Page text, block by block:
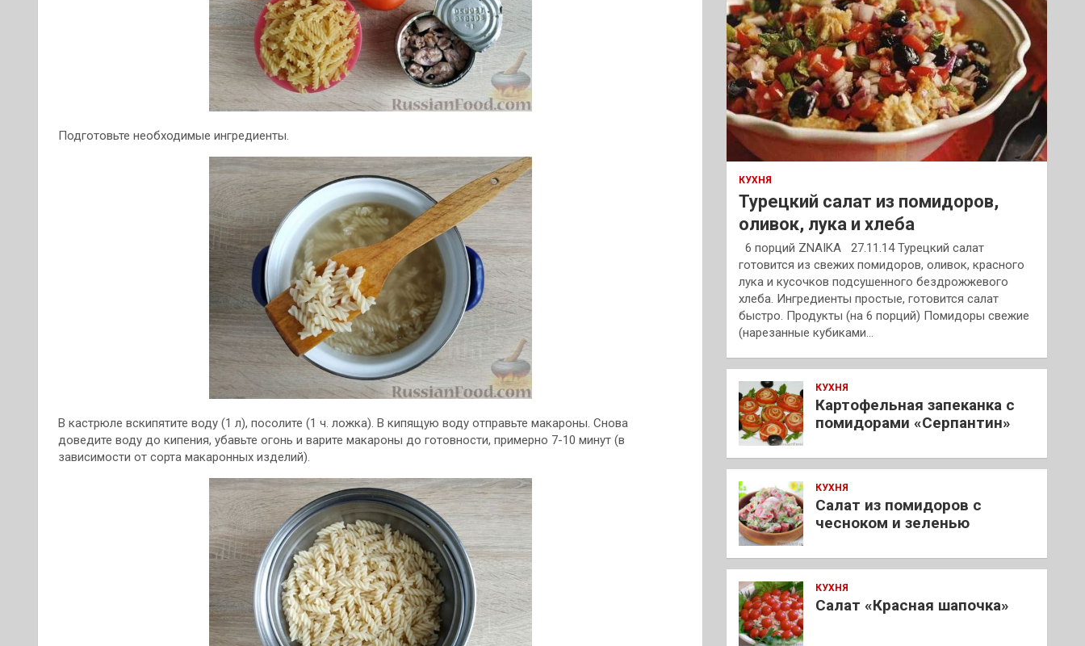
Подготовьте необходимые ингредиенты.
В кастрюле вскипятите воду (1 л), посолите (1 ч. ложка). В кипящую воду отправьте макароны. Снова
доведите воду до кипения, убавьте огонь и варите макароны до готовности, примерно 7-10 минут (в
зависимости от сорта макаронных изделий).
КУХНЯ
Турецкий салат из помидоров,
оливок, лука и хлеба
6 порций ZNAIKA 27.11.14 Турецкий салат
готовится из свежих помидоров, оливок, красного
лука и кусочков подсушенного бездрожжевого
хлеба. Ингредиенты простые, готовится салат
быстро. Продукты (на 6 порций) Помидоры свежие
(нарезанные кубиками…
КУХНЯ
Картофельная запеканка с
помидорами «Серпантин»
КУХНЯ
Салат из помидоров с
чесноком и зеленью
КУХНЯ
Салат «Красная шапочка»